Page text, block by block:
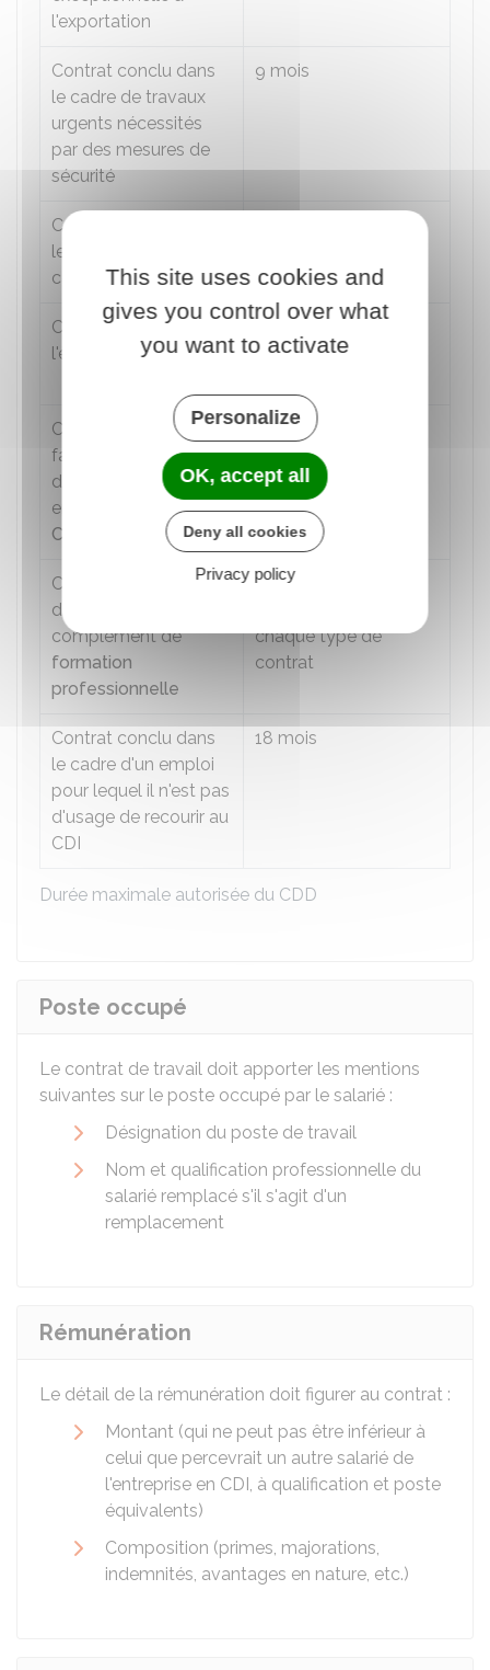
Durée maximale autorisée du CDD
l'exportation
Contrat conclu dans
le cadre de travaux
urgents nécessités
par des mesures de
sécurité
9 mois
Contrat conclu dans
le cadre d'un emploi à
caractère saisonnier
Contrat exécuté à
l'étranger
du contrat et dans la
Contrat en vue de
favoriser l'embauche
de personnes sans
emploi (
CUI-CIE et
CUI-CAE
Durée fixée par la loi
ou le règlement pour
chaque type de
contrat
Contrat en vue
d'assurer un
complément de
formation
professionnelle
Durée fixée par la loi
chaque type de
contrat
Contrat conclu dans
le cadre d'un emploi
pour lequel il n'est pas
d'usage de recourir au
CDI
18 mois
Poste occupé
Le contrat de travail doit apporter les mentions
suivantes sur le poste occupé par le salarié :
Désignation du poste de travail
Nom et qualification professionnelle du
salarié remplacé s'il s'agit d'un
remplacement
Rémunération
Le détail de la rémunération doit figurer au contrat :
Montant (qui ne peut pas être inférieur à
celui que percevrait un autre salarié de
l'entreprise en CDI, à qualification et poste
équivalents)
Composition (primes, majorations,
indemnités, avantages en nature, etc.)
This site uses cookies and
gives you control over what
you want to activate
Personalize
OK, accept all
Deny all cookies
Privacy policy